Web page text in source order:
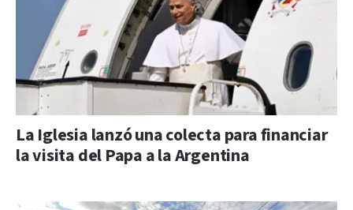
La Iglesia lanzó una colecta para financiar
la visita del Papa a la Argentina